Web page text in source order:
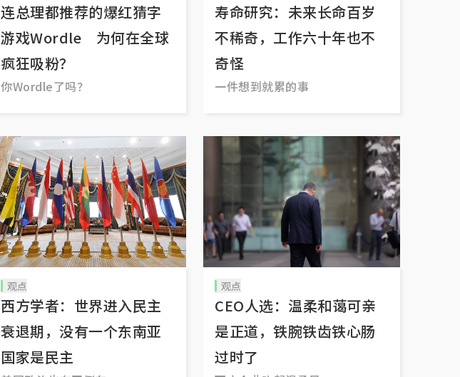
连总理都推荐的爆红猜字
游戏Wordle 为何在全球
疯狂吸粉？
你Wordle了吗？
寿命研究：未来长命百岁
不稀奇，工作六十年也不
奇怪
一件想到就累的事
观点
西方学者：世界进入民主
衰退期，没有一个东南亚
国家是民主
观点
CEO人选：温柔和蔼可亲
是正道，铁腕铁齿铁心肠
过时了